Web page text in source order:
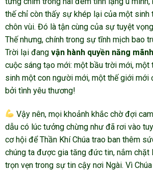
thế chỉ còn thấy sự khép lại của một sinh
chôn vùi. Đó là tận cùng của sự tuyệt
Thế nhưng, chính trong sự tĩnh mịch bao
Trời lại đang vận hành quyền năng
cuộc sáng tạo mới: một bầu trời mới, một
sinh một con người mới, một thế giới mới
bởi tình yêu thương!
Vậy nên, mọi khoảnh khắc chờ đợi
dẫu có lúc tưởng chừng như đã rơi vào
cơ hội để Thần Khí Chúa trao ban thêm
chúng ta được gia tăng đức tin, nắm chặt
trọn vẹn trong sự tin cậy nơi Ngài. Vì